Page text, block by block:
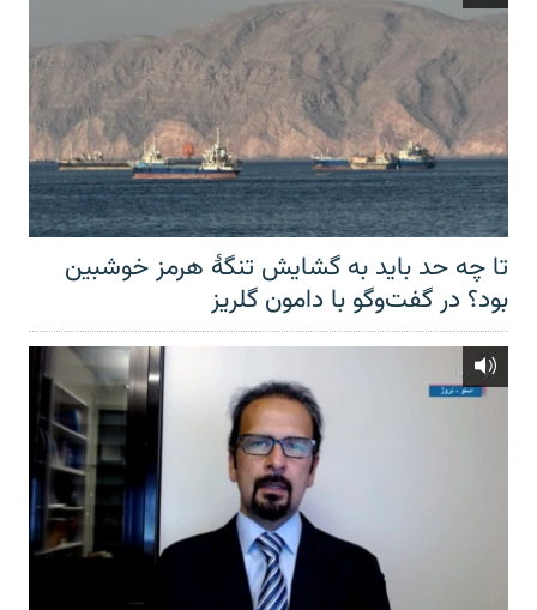
تا چه حد باید به گشایش تنگهٔ هرمز خوشبین
بود؟ در گفت‌وگو با دامون گلریز